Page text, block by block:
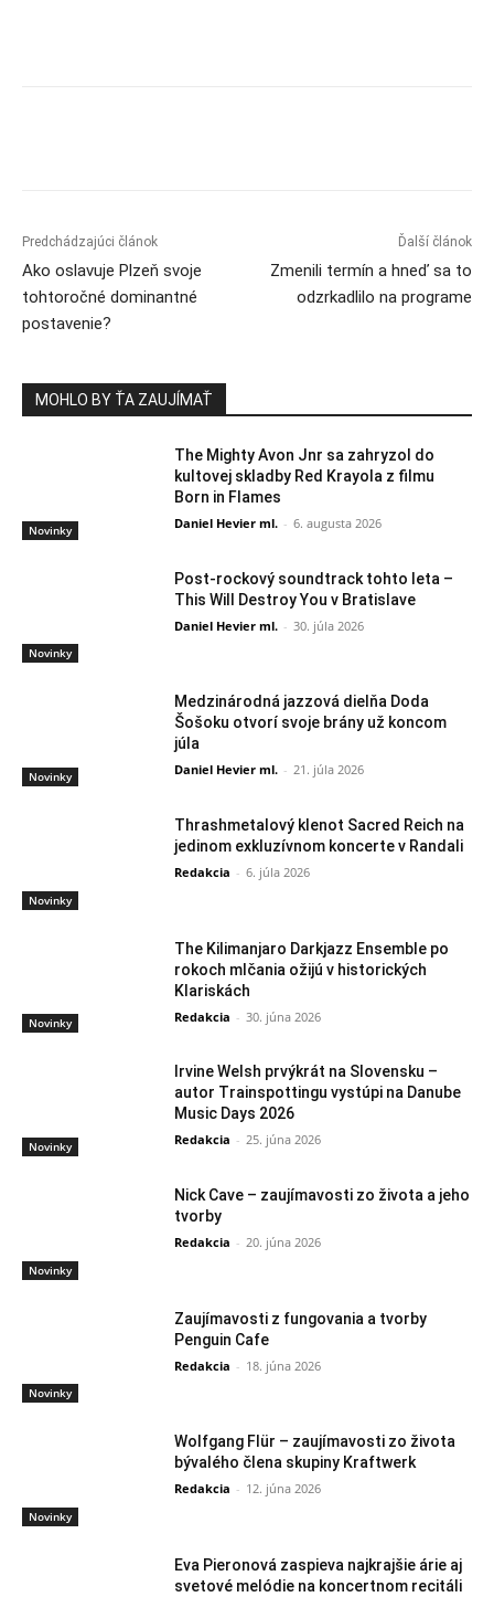
Predchádzajúci článok
Ako oslavuje Plzeň svoje
tohtoročné dominantné
postavenie?
Ďalší článok
Zmenili termín a hneď sa to
odzrkadlilo na programe
MOHLO BY ŤA ZAUJÍMAŤ
Novinky
The Mighty Avon Jnr sa zahryzol do
kultovej skladby Red Krayola z filmu
Born in Flames
Daniel Hevier ml. - 6. augusta 2026
Novinky
Post-rockový soundtrack tohto leta –
This Will Destroy You v Bratislave
Daniel Hevier ml. - 30. júla 2026
Novinky
Medzinárodná jazzová dielňa Doda
Šošoku otvorí svoje brány už koncom
júla
Daniel Hevier ml. - 21. júla 2026
Novinky
Thrashmetalový klenot Sacred Reich na
jedinom exkluzívnom koncerte v Randali
Redakcia - 6. júla 2026
Novinky
The Kilimanjaro Darkjazz Ensemble po
rokoch mlčania ožijú v historických
Klariskách
Redakcia - 30. júna 2026
Novinky
Irvine Welsh prvýkrát na Slovensku –
autor Trainspottingu vystúpi na Danube
Music Days 2026
Redakcia - 25. júna 2026
Novinky
Nick Cave – zaujímavosti zo života a jeho
tvorby
Redakcia - 20. júna 2026
Novinky
Zaujímavosti z fungovania a tvorby
Penguin Cafe
Redakcia - 18. júna 2026
Novinky
Wolfgang Flür – zaujímavosti zo života
bývalého člena skupiny Kraftwerk
Redakcia - 12. júna 2026
Eva Pieronová zaspieva najkrajšie árie aj
svetové melódie na koncertnom recitáli